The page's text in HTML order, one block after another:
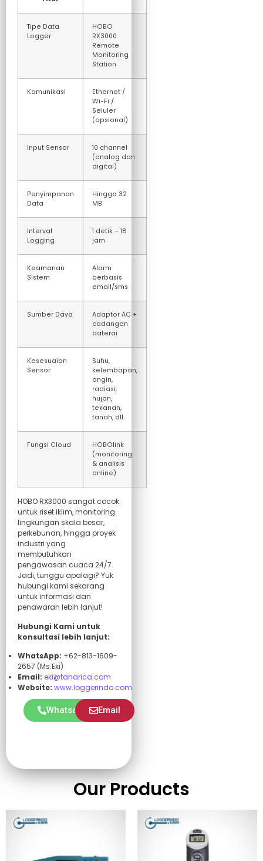
Tipe Data
Logger
HOBO
RX3000
Remote
Monitoring
Station
Komunikasi
Ethernet /
Wi-Fi /
Seluler
(opsional)
Input Sensor
10 channel
(analog dan
digital)
Penyimpanan
Data
Hingga 32
MB
Interval
Logging
1 detik – 18
jam
Keamanan
Sistem
Alarm
berbasis
email/sms
Sumber Daya
Adaptor AC +
cadangan
baterai
Kesesuaian
Sensor
Suhu,
kelembapan,
angin,
radiasi,
hujan,
tekanan,
tanah, dll.
Fungsi Cloud
HOBOlink
(monitoring
& analisis
online)
HOBO RX3000 sangat cocok
untuk riset iklim, monitoring
lingkungan skala besar,
perkebunan, hingga proyek
industri yang
membutuhkan
pengawasan cuaca 24/7.
Jadi, tunggu apalagi? Yuk
hubungi kami sekarang
untuk informasi dan
penawaran lebih lanjut!
Hubungi Kami untuk
konsultasi lebih lanjut:
WhatsApp: +62-813-1609-
2657 (Ms.Eki)
Email: eki@taharica.com
Website: www.loggerindo.com
Whatsapp Email
Our Products